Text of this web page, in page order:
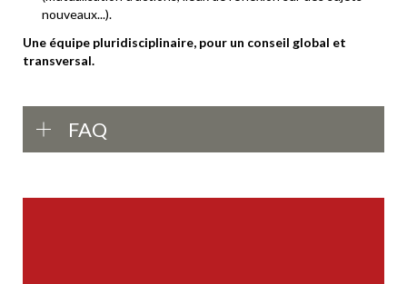
nouveaux...).
Une équipe pluridisciplinaire, pour un conseil global et
transversal.
FAQ